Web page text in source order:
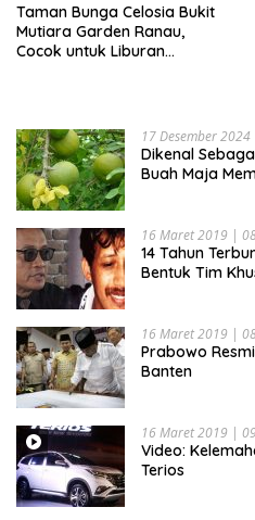
Taman Bunga Celosia Bukit
Mutiara Garden Ranau,
Cocok untuk Liburan
17 Desember
Dikenal
Buah Maja
16 Maret 2019 |
14 Tahun
Bentuk Tim
16 Maret 2019 |
Prabowo
Banten
16 Maret 2019 |
Video:
Terios